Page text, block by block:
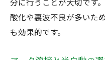
丸パイプ溶接方
酸化や裏波不良が多いた
も効果的です。